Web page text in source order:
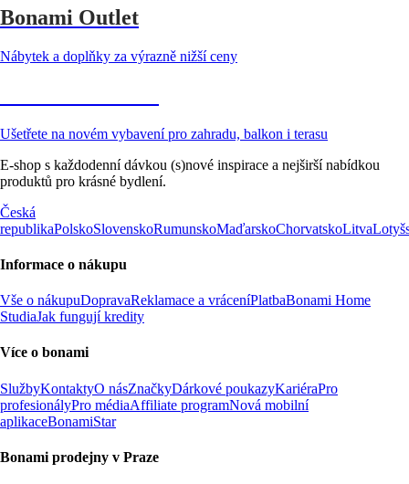
Bonami Outlet
Nábytek a doplňky za výrazně nižší ceny
Ušetřete na novém vybavení pro zahradu, balkon i terasu
E-shop s každodenní dávkou (s)nové inspirace a nejširší nabídkou
produktů pro krásné bydlení.
Česká
republikaPolskoSlovenskoRumunskoMaďarskoChorvatskoLitva
Informace o nákupu
Vše o nákupuDopravaReklamace a vráceníPlatbaBonami Home
StudiaJak fungují kredity
Více o bonami
SlužbyKontaktyO násZnačkyDárkové poukazyKariéraPro
profesionályPro médiaAffiliate programNová mobilní
aplikaceBonamiStar
Bonami prodejny v Praze